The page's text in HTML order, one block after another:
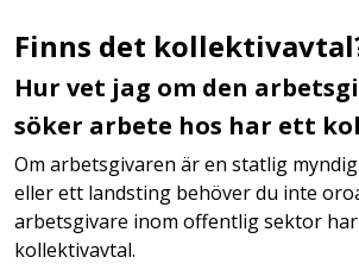
Finns det
Hur vet jag om den
söker arbete hos har ett
Om arbetsgivaren är en statlig
eller ett landsting behöver du inte
arbetsgivare inom offentlig sektor
kollektivavtal.